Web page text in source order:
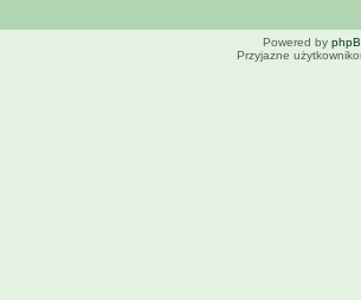
Powered by
Przyjazne